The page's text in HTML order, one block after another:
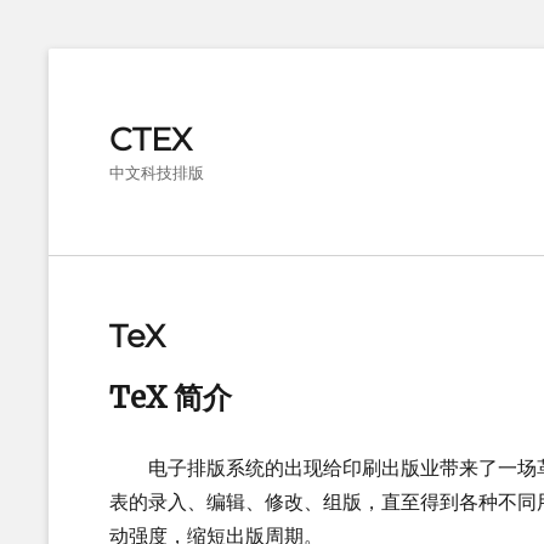
CTEX
中文科技排版
TeX
TeX 简介
电子排版系统的出现给印刷出版业带来了一场
表的录入、编辑、修改、组版，直至得到各种不
动强度，缩短出版周期。